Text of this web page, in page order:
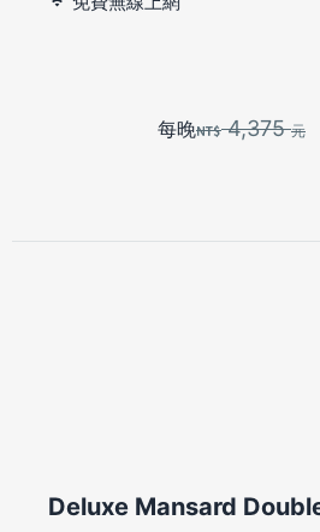
每晚 4,375元
Deluxe Mansard